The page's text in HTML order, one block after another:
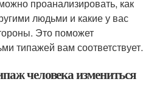
проанализировать, как
людьми и какие у вас
Это поможет
типажей вам соответствует.
человека измениться